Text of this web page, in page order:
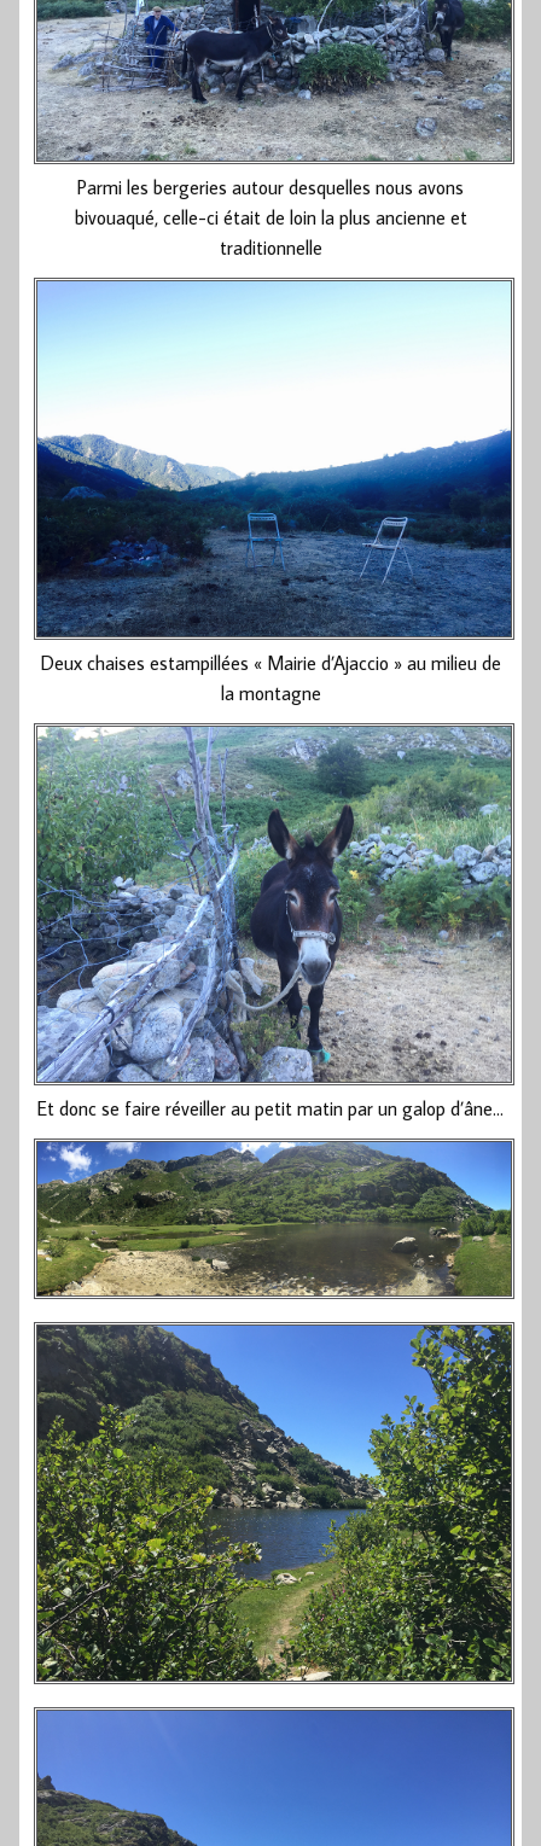
Parmi les bergeries autour desquelles nous avons
bivouaqué, celle-ci était de loin la plus ancienne et
traditionnelle
Deux chaises estampillées « Mairie d’Ajaccio » au milieu de
la montagne
Et donc se faire réveiller au petit matin par un galop d’âne…